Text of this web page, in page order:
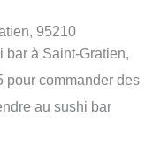
95210
bar à Saint-Gratien,
pour commander des
au sushi bar